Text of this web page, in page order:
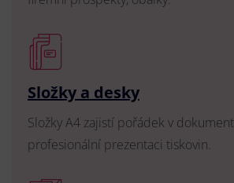
Složky a desky
Složky A4 zajistí pořádek v
profesionální prezentaci tiskovin.